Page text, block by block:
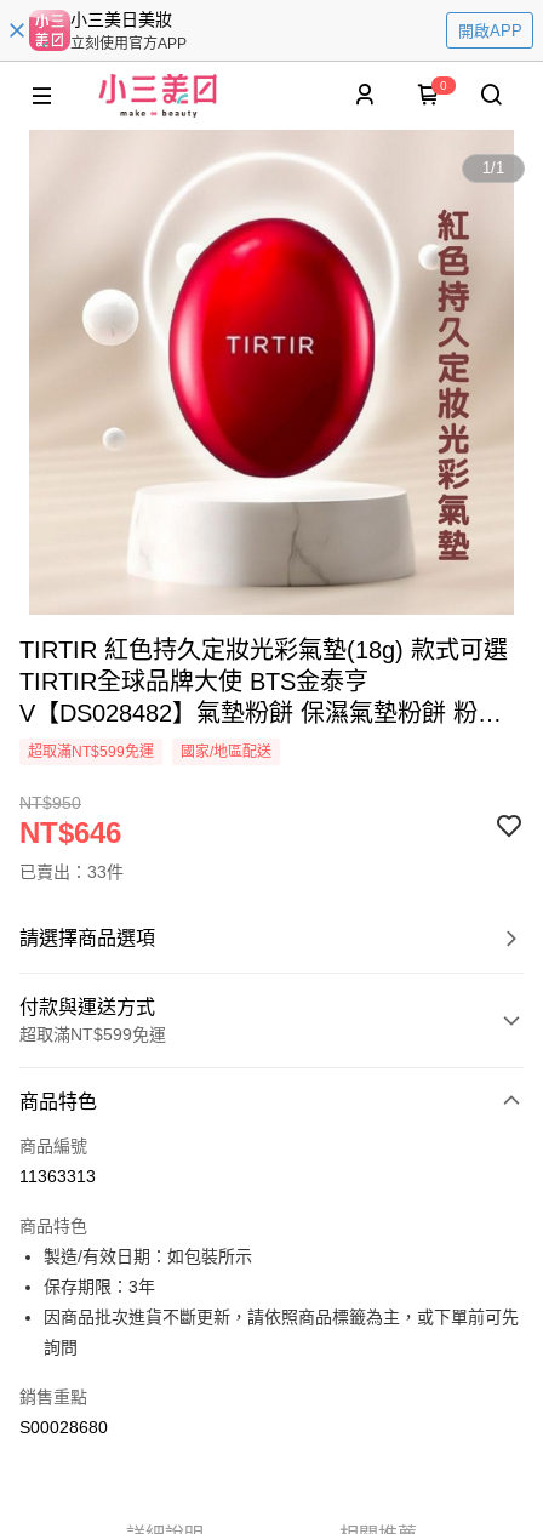
小三美日美妝
立刻使用官方APP
開啟APP
0
1/1
TIRTIR 紅色持久定妝光彩氣墊(18g) 款式可選
TIRTIR全球品牌大使 BTS金泰亨
V【DS028482】氣墊粉餅 保濕氣墊粉餅 粉餅
底妝 化妝 氣墊粉底
超取滿NT$599免運 國家/地區配送
NT$950
NT$646
已賣出：33件
請選擇商品選項
付款與運送方式
超取滿NT$599免運
信用卡一次付款
超商取貨付款
Apple Pay
街口支付
全盈+PAY
ATM付款
商品特色
商品編號
11363313
商品特色
製造/有效日期：如包裝所示
保存期限：3年
因商品批次進貨不斷更新，請依照商品標籤為主，或下單前可先
詢問
銷售重點
S00028680